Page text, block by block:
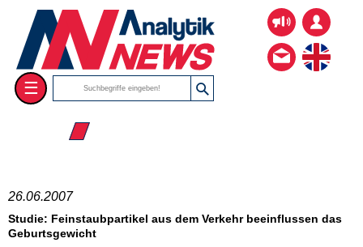
☰
☰ 2007
26.06.2007
Studie: Feinstaubpartikel aus dem Verkehr beeinflussen das
Geburtsgewicht